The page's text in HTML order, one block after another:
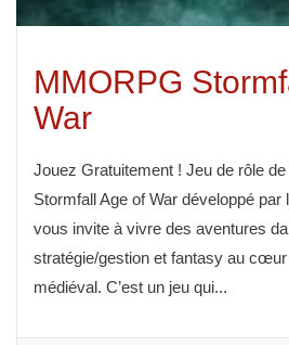
MMORPG
War
Jouez Gratuitement ! Jeu de rôle
Stormfall Age of War développé par
vous invite à vivre des aventures
stratégie/gestion et fantasy au cœur
médiéval. C’est un jeu qui...